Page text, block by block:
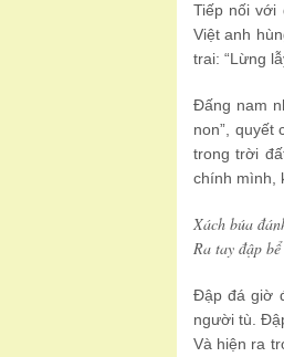
Tiếp nối với
Việt anh
trai: “Lừng
Đấng nam
non”, quyết
trong trời
chính mình,
Xách búa
Ra tay đập
Đập đá giờ
người tù.
Và hiện ra